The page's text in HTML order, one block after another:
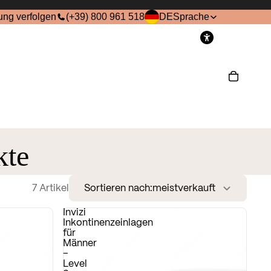
verfolgen (+39) 800 961 518 DESprache
7 Artikel Sortieren nach:meistverkauft
Invizi
Inkontinenzeinlagen
für
Männer
–
Level